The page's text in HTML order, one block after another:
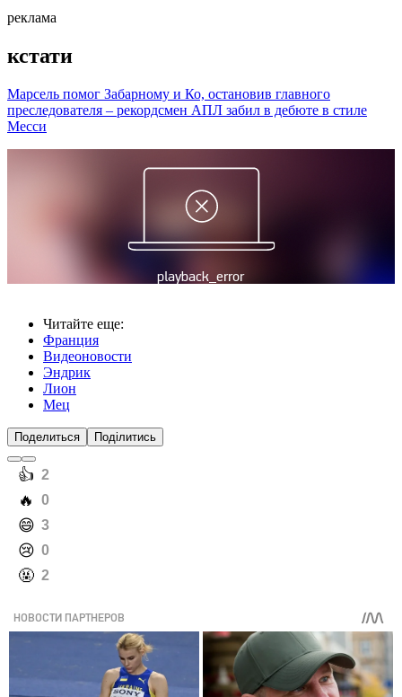
реклама
кстати
Марсель помог Забарному и Ко, остановив главного
преследователя – рекордсмен АПЛ забил в дебюте в стиле
Месси
Читайте еще:
Франция
Видеоновости
Эндрик
Лион
Мец
Поделиться Поділитись
️👍 2
️🔥 0
️😄 3
️😢 0
️🤬 2